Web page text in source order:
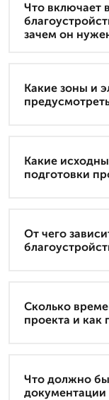
Что включает
зачем он
Какие зоны и
Какие
подготовки
От чего
Сколько
проекта и как
Что должно
документации